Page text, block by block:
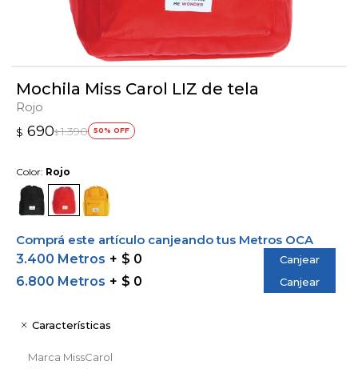
Mochila Miss Carol LIZ de tela
Rojo
$ 690$ 1.390 50
Color: Rojo
Comprá este artículo canjeando tus Metros OCA
3.400 Metros
$ 0 Canjear
6.800 Metros $ 0 Canjear
Características
Marca MissCarol